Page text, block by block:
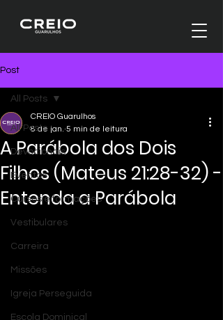
Post
All Posts
Devocionais
Eventos
Cursos e formações
Vestibulares
Carreira
Missões
Igreja Perseguida
Escola Dominical
All Posts
A Parábola dos Dois
Filhos (Mateus 21:28-32) -
Entenda a Parábola
CREIO Guarulhos
8 de jan. 5 min de leitura